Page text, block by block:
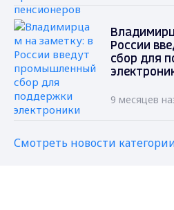
России
сбор для
9 месяцев
Смотреть новости